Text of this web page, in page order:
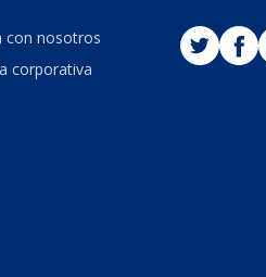
con nosotros
corporativa